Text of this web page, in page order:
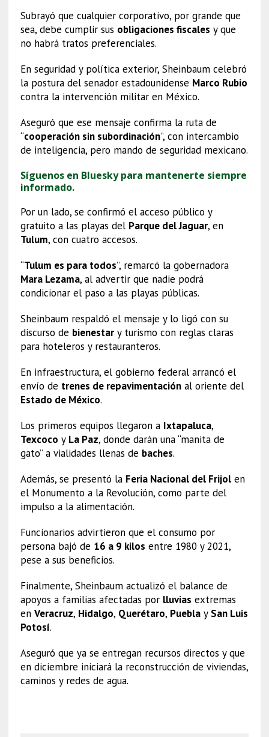
Subrayó que cualquier corporativo, por grande que
sea, debe cumplir sus obligaciones fiscales y que
no habrá tratos preferenciales.
En seguridad y política exterior, Sheinbaum celebró
la postura del senador estadounidense Marco Rubio
contra la intervención militar en México.
Aseguró que ese mensaje confirma la ruta de
“cooperación sin subordinación”, con intercambio
de inteligencia, pero mando de seguridad mexicano.
Síguenos en Bluesky para mantenerte siempre
informado.
Por un lado, se confirmó el acceso público y
gratuito a las playas del Parque del Jaguar, en
Tulum, con cuatro accesos.
“Tulum es para todos”, remarcó la gobernadora
Mara Lezama, al advertir que nadie podrá
condicionar el paso a las playas públicas.
Sheinbaum respaldó el mensaje y lo ligó con su
discurso de bienestary turismo con reglas claras
para hoteleros y restauranteros.
En infraestructura, el gobierno federal arrancó el
envío de trenes de repavimentaciónal oriente del
Estado de México.
Los primeros equipos llegaron a Ixtapaluca,
Texcoco y La Paz, donde darán una “manita de
gato” a vialidades llenas de baches.
Además, se presentó la Feria Nacional del Frijolen
el Monumento a la Revolución, como parte del
impulso a la alimentación.
Funcionarios advirtieron que el consumo por
persona bajó de 16 a 9 kilos entre 1980 y 2021,
pese a sus beneficios.
Finalmente, Sheinbaum actualizó el balance de
apoyos a familias afectadas por lluvias extremas
en Veracruz, Hidalgo, Querétaro, Pueblay San Luis
Potosí.
Aseguró que ya se entregan recursos directos y que
en diciembre iniciará la reconstrucción de viviendas,
caminos y redes de agua.